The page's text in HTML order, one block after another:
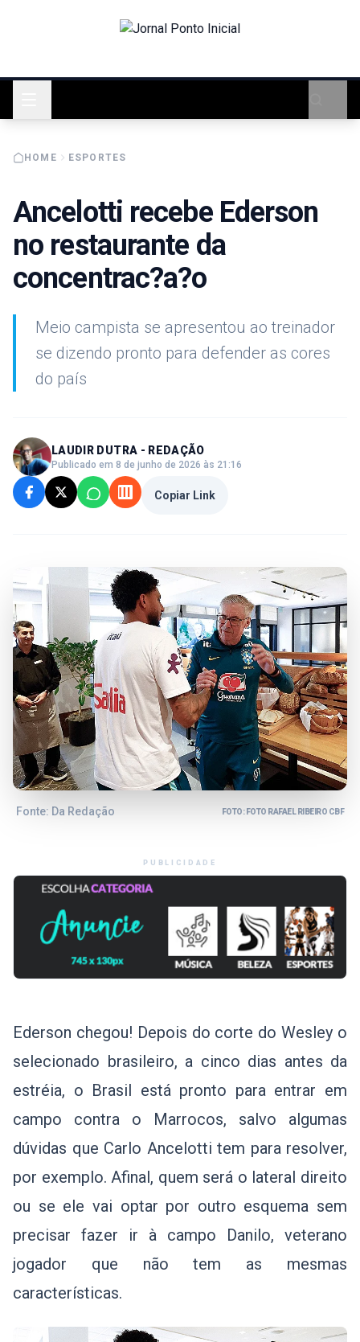
HOME ESPORTES
Ancelotti recebe Ederson
no restaurante da
concentrac?a?o
Meio campista se apresentou ao treinador
se dizendo pronto para defender as cores
do país
LAUDIR DUTRA - REDAÇÃO
Publicado em 8 de junho de 2026 às 21:16
Copiar Link
Fonte: Da Redação FOTO: FOTO RAFAEL RIBEIRO CBF
PUBLICIDADE
Ederson chegou! Depois do corte do Wesley o
selecionado brasileiro, a cinco dias antes da
estréia, o Brasil está pronto para entrar em
campo contra o Marrocos, salvo algumas
dúvidas que Carlo Ancelotti tem para resolver,
por exemplo. Afinal, quem será o lateral direito
ou se ele vai optar por outro esquema sem
precisar fazer ir à campo Danilo, veterano
jogador que não tem as mesmas
características.